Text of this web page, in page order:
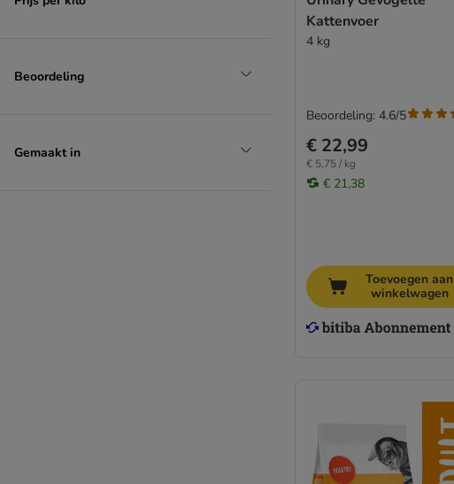
Beoordeling
Gemaakt in
Kattenvoer
4 kg
€ 22,99
€ 5,75 / kg
€ 21,38
Beoordeling: 4.6/5
Toevoegen aan
winkelwagen